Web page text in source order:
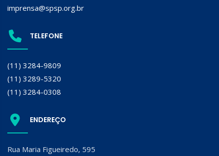
imprensa@spsp.org.br
TELEFONE
(11) 3284-9809
(11) 3289-5320
(11) 3284-0308
ENDEREÇO
Rua Maria Figueiredo, 595